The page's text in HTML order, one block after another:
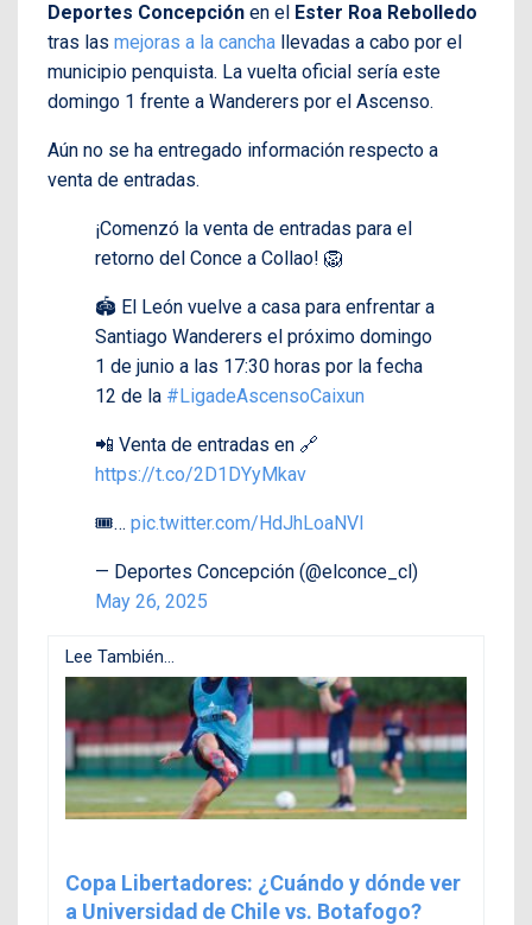
Deportes Concepción en el Ester Roa Rebolledo
tras las mejoras a la cancha llevadas a cabo por el
municipio penquista. La vuelta oficial sería este
domingo 1 frente a Wanderers por el Ascenso.
Aún no se ha entregado información respecto a
venta de entradas.
¡Comenzó la venta de entradas para el
retorno del Conce a Collao! 🦁
🏟️ El León vuelve a casa para enfrentar a
Santiago Wanderers el próximo domingo
1 de junio a las 17:30 horas por la fecha
12 de la #LigadeAscensoCaixun
📲 Venta de entradas en 🔗
https://t.co/2D1DYyMkav
🎟️… pic.twitter.com/HdJhLoaNVl
— Deportes Concepción (@elconce_cl)
May 26, 2025
Lee También...
Copa Libertadores: ¿Cuándo y dónde ver
a Universidad de Chile vs. Botafogo?